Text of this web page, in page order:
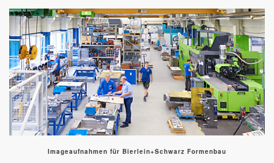
Imageaufnahmen für Bierlein+Schwarz Formenbau